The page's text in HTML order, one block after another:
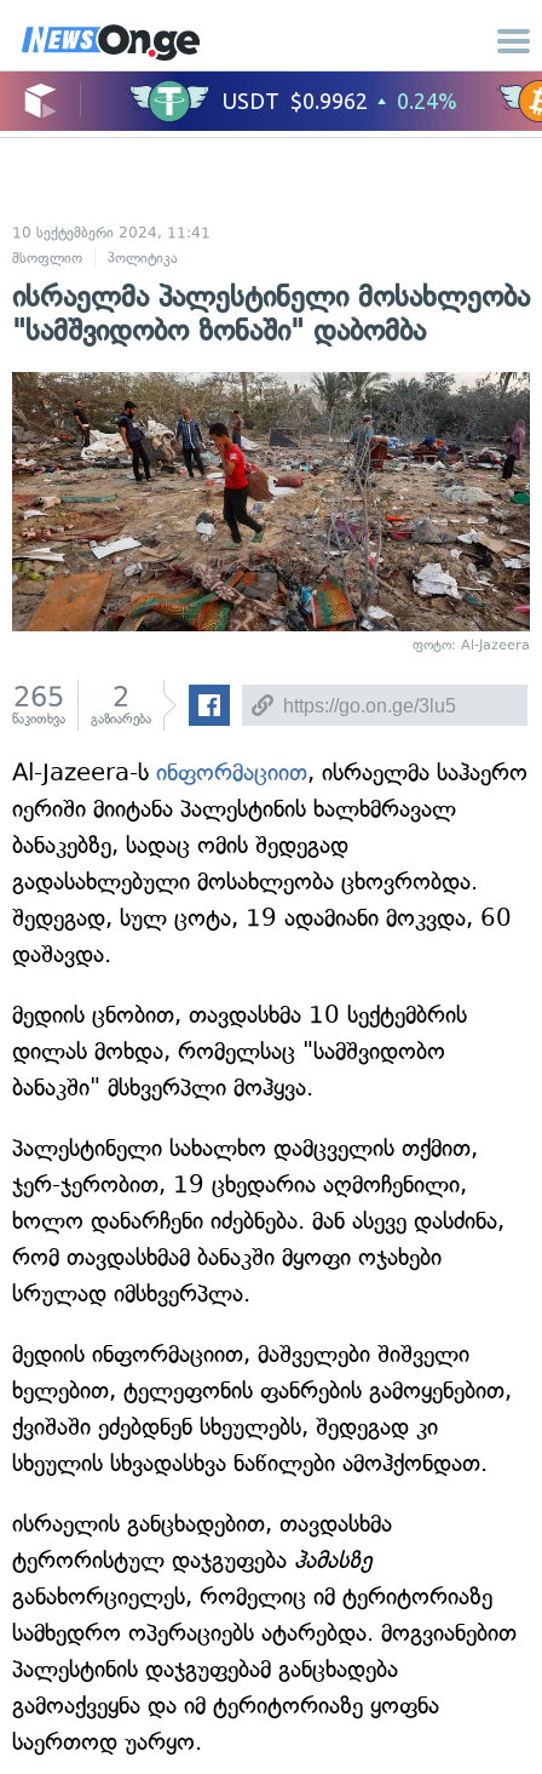
10 სექტემბერი 2024, 11:41
მსოფლიო
პოლიტიკა
ისრაელმა პალესტინელი მოსახლეობა
"სამშვიდობო ზონაში" დაბომბა
ფოტო: Al-Jazeera
265
წაკითხვა
2
გაზიარება
Al-Jazeera-ს ინფორმაციით, ისრაელმა საჰაერო
იერიში მიიტანა პალესტინის ხალხმრავალ
ბანაკებზე, სადაც ომის შედეგად
გადასახლებული მოსახლეობა ცხოვრობდა.
შედეგად, სულ ცოტა, 19 ადამიანი მოკვდა, 60
დაშავდა.
მედიის ცნობით, თავდასხმა 10 სექტემბრის
დილას მოხდა, რომელსაც "სამშვიდობო
ბანაკში" მსხვერპლი მოჰყვა.
პალესტინელი სახალხო დამცველის თქმით,
ჯერ-ჯერობით, 19 ცხედარია აღმოჩენილი,
ხოლო დანარჩენი იძებნება. მან ასევე დასძინა,
რომ თავდასხმამ ბანაკში მყოფი ოჯახები
სრულად იმსხვერპლა.
მედიის ინფორმაციით, მაშველები შიშველი
ხელებით, ტელეფონის ფანრების გამოყენებით,
ქვიშაში ეძებდნენ სხეულებს, შედეგად კი
სხეულის სხვადასხვა ნაწილები ამოჰქონდათ.
ისრაელის განცხადებით, თავდასხმა
ტერორისტულ დაჯგუფება ჰამასზე
განახორციელეს, რომელიც იმ ტერიტორიაზე
სამხედრო ოპერაციებს ატარებდა. მოგვიანებით
პალესტინის დაჯგუფებამ განცხადება
გამოაქვეყნა და იმ ტერიტორიაზე ყოფნა
საერთოდ უარყო.